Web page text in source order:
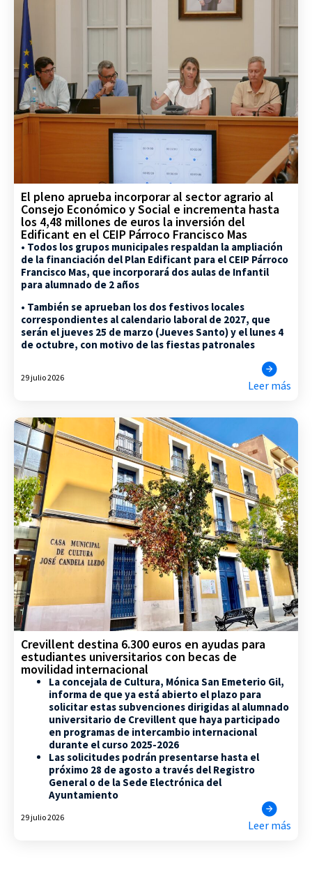
El pleno aprueba incorporar al sector agrario al
Consejo Económico y Social e incrementa hasta
los 4,48 millones de euros la inversión del
Edificant en el CEIP Párroco Francisco Mas
• Todos los grupos municipales respaldan la ampliación
de la financiación del Plan Edificant para el CEIP Párroco
Francisco Mas, que incorporará dos aulas de Infantil
para alumnado de 2 años
• También se aprueban los dos festivos locales
correspondientes al calendario laboral de 2027, que
serán el jueves 25 de marzo (Jueves Santo) y el lunes 4
de octubre, con motivo de las fiestas patronales
29 julio 2026
Leer más
Crevillent destina 6.300 euros en ayudas para
estudiantes universitarios con becas de
movilidad internacional
La concejala de Cultura, Mónica San Emeterio Gil,
informa de que ya está abierto el plazo para
solicitar estas subvenciones dirigidas al alumnado
universitario de Crevillent que haya participado
en programas de intercambio internacional
durante el curso 2025-2026
Las solicitudes podrán presentarse hasta el
próximo 28 de agosto a través del Registro
General o de la Sede Electrónica del
Ayuntamiento
29 julio 2026
Leer más